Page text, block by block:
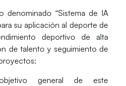
denominado “Sistema de IA
su aplicación al deporte de
deportivo de alta
de talento y seguimiento de
general de este